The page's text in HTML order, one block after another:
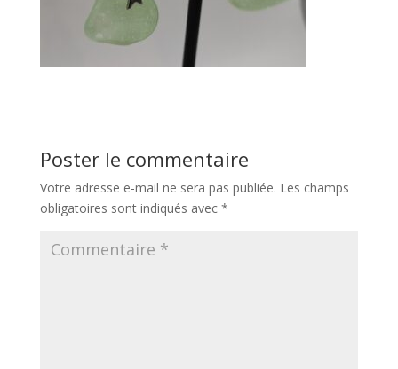
Poster le commentaire
Votre adresse e-mail ne sera pas publiée. Les champs
obligatoires sont indiqués avec *